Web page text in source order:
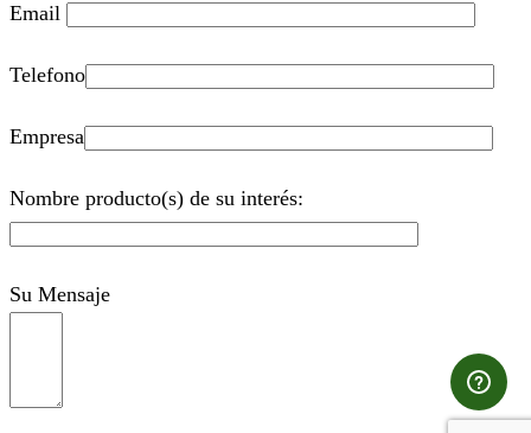
Email
Telefono
Empresa
Nombre producto(s) de su interés:
Su Mensaje